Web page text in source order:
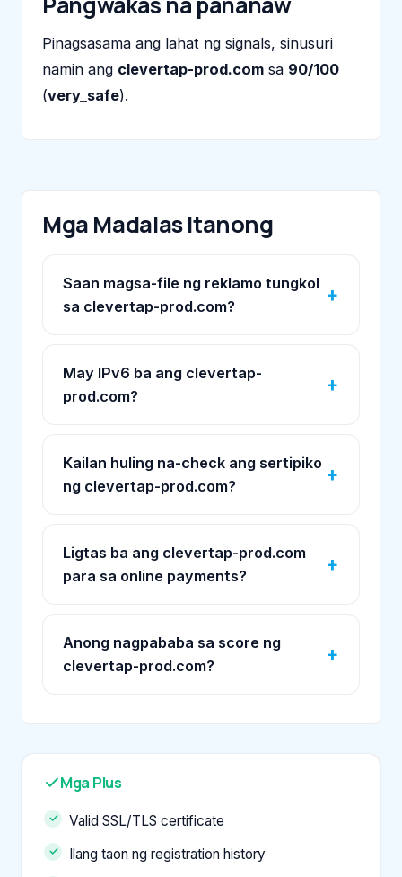
Pinagsasama ang lahat ng signals, sinusuri
namin ang clevertap-prod.com sa 90/100
(very_safe).
Mga Madalas Itanong
Saan magsa-file ng reklamo tungkol
sa clevertap-prod.com?
May IPv6 ba ang clevertap-
prod.com?
Kailan huling na-check ang sertipiko
ng clevertap-prod.com?
Ligtas ba ang clevertap-prod.com
para sa online payments?
Anong nagpababa sa score ng
clevertap-prod.com?
Mga Plus
Valid SSL/TLS certificate
Ilang taon ng registration history